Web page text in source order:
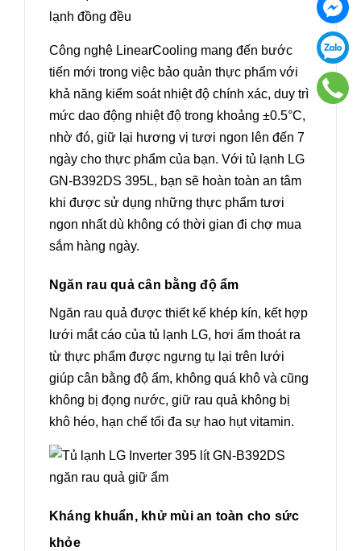
Công nghệ LinearCooling mang đến bước
tiến mới trong việc bảo quản thực phẩm với
khả năng kiểm soát nhiệt độ chính xác, duy trì
mức dao động nhiệt độ trong khoảng ±0.5°C,
nhờ đó, giữ lại hương vị tươi ngon lên đến 7
ngày cho thực phẩm của bạn. Với tủ lạnh LG
GN-B392DS 395L, bạn sẽ hoàn toàn an tâm
khi được sử dụng những thực phẩm tươi
ngon nhất dù không có thời gian đi chợ mua
sắm hàng ngày.
Ngăn rau quả cân bằng độ ẩm
Ngăn rau quả được thiết kế khép kín, kết hợp
lưới mắt cáo của tủ lạnh LG, hơi ẩm thoát ra
từ thực phẩm được ngưng tụ lại trên lưới
giúp cân bằng độ ẩm, không quá khô và cũng
không bị đọng nước, giữ rau quả không bị
khô héo, hạn chế tối đa sự hao hụt vitamin.
Kháng khuẩn, khử mùi an toàn cho sức
khỏe